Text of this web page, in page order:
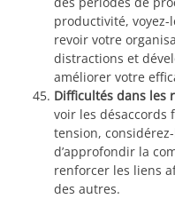
productivité,
revoir votre
distractions et
améliorer votre
Difficultés dans les
voir les désaccords
tension,
d’approfondir la
renforcer les liens
des autres.